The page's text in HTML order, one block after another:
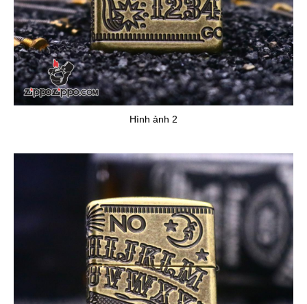
Hình ảnh 2